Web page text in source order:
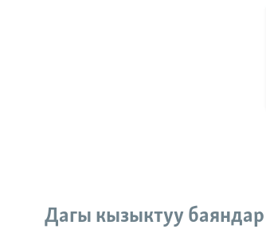
Дагы кызыктуу баяндар